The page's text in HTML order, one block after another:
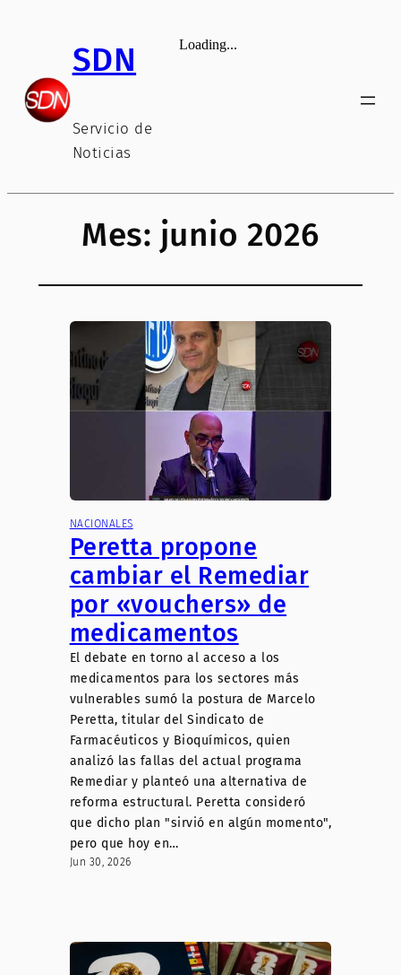
contenidoSDN
Servicio de
Noticias
Mes: junio 2026
NACIONALES
Peretta propone
cambiar el Remediar
por «vouchers» de
medicamentos
El debate en torno al acceso a los
medicamentos para los sectores más
vulnerables sumó la postura de Marcelo
Peretta, titular del Sindicato de
Farmacéuticos y Bioquímicos, quien
analizó las fallas del actual programa
Remediar y planteó una alternativa de
reforma estructural. Peretta consideró
que dicho plan "sirvió en algún momento",
pero que hoy en…
Jun 30, 2026